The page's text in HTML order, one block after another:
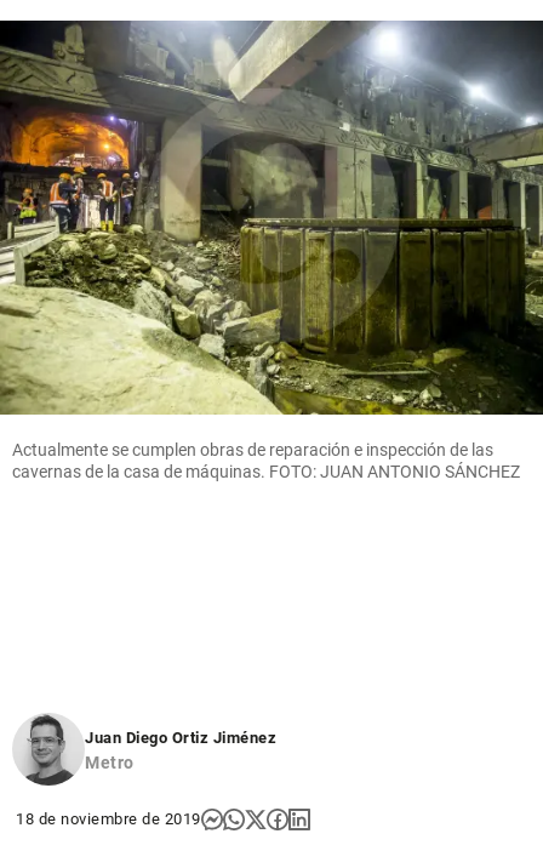
Actualmente se cumplen obras de reparación e inspección de las
cavernas de la casa de máquinas. FOTO: JUAN ANTONIO SÁNCHEZ
Juan Diego Ortiz Jiménez
Metro
18 de noviembre de 2019